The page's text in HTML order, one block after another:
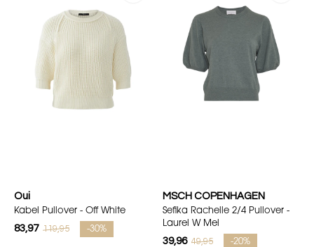
Oui
Kabel Pullover - Off White
83,97 119,95 -30%
MSCH COPENHAGEN
Sefika Rachelle 2/4 Pullover -
Laurel W Mel
39,96 49,95 -20%